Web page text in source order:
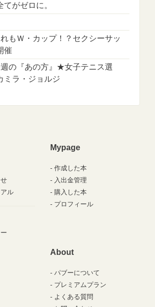
てがゼロに。
もＷ・カップ！？セクシーサッ
催
の『あの方』★女子テニス選
ラ・ジョルジ
ル
Mypage
作成した本
入出金管理
購入した本
プロフィール
About
パブーについて
プレミアムプラン
よくある質問